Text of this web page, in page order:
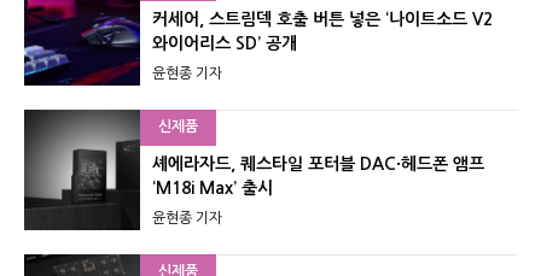
커세어, 스트림덱 호출 버튼 넣은 ‘나이트소드 V2
와이어리스 SD’ 공개
윤현종 기자
신제품
셰에라자드, 퀘스타일 포터블 DAC·헤드폰 앰프
‘M18i Max’ 출시
윤현종 기자
신제품